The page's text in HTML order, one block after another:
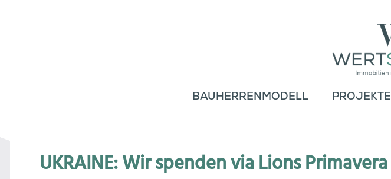
BAUHERRENMODELL PROJEKTE
UKRAINE: Wir spenden via Lions Primavera